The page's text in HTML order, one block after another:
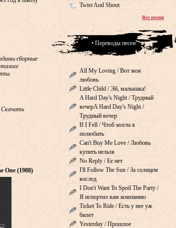
сборные
Скачать
One (1988)
Twist And Shout
Все песни
• Переводы песен
All My Loving / Вот моя
любовь
Little Child / Эй, малышка!
A Hard Day's Night / Трудный
вечерA Hard Day's Night /
Трудный вечер
If I Fell / Чтоб могла я
полюбить
Can't Buy Me Love / Любовь
купить нельзя
No Reply / Ее нет
I'll Follow The Sun / За солнцем
вослед
I Don't Want To Spoil The Party /
Я испортил вам компанию
Ticket To Ride / Есть у нее уж
билет
Yesterday / Прошлое